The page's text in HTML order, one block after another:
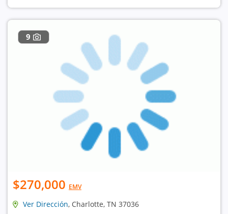
9
$270,000 EMV
Ver Dirección, Charlotte, TN 37036